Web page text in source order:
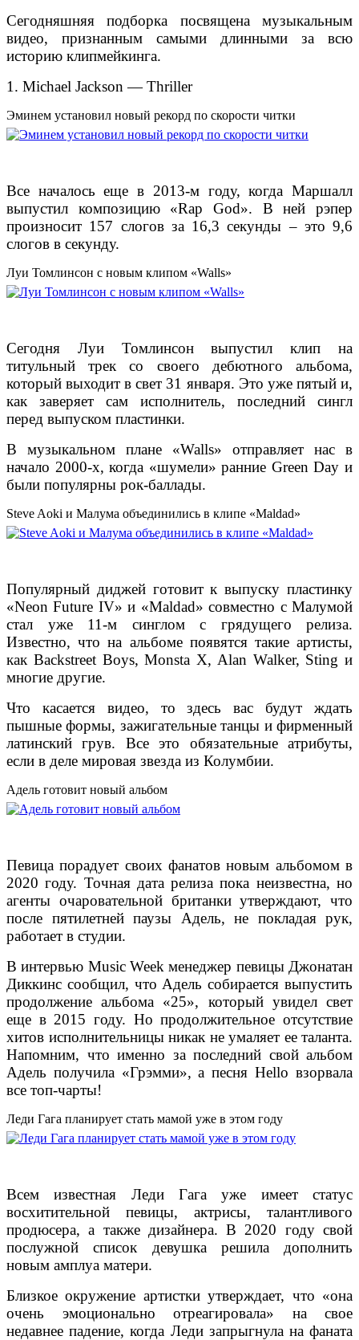
Сегодняшняя подборка посвящена музыкальным
видео, признанным самыми длинными за всю
историю клипмейкинга.
1. Michael Jackson — Thriller
Эминем установил новый рекорд по скорости читки
Все началось еще в 2013-м году, когда Маршалл
выпустил композицию «Rap God». В ней рэпер
произносит 157 слогов за 16,3 секунды – это 9,6
слогов в секунду.
Луи Томлинсон с новым клипом «Walls»
Сегодня Луи Томлинсон выпустил клип на
титульный трек со своего дебютного альбома,
который выходит в свет 31 января. Это уже пятый и,
как заверяет сам исполнитель, последний сингл
перед выпуском пластинки.
В музыкальном плане «Walls» отправляет нас в
начало 2000-х, когда «шумели» ранние Green Day и
были популярны рок-баллады.
Steve Aoki и Малума объединились в клипе «Maldad»
Популярный диджей готовит к выпуску пластинку
«Neon Future IV» и «Maldad» совместно с Малумой
стал уже 11-м синглом с грядущего релиза.
Известно, что на альбоме появятся такие артисты,
как Backstreet Boys, Monsta X, Alan Walker, Sting и
многие другие.
Что касается видео, то здесь вас будут ждать
пышные формы, зажигательные танцы и фирменный
латинский грув. Все это обязательные атрибуты,
если в деле мировая звезда из Колумбии.
Адель готовит новый альбом
Певица порадует своих фанатов новым альбомом в
2020 году. Точная дата релиза пока неизвестна, но
агенты очаровательной британки утверждают, что
после пятилетней паузы Адель, не покладая рук,
работает в студии.
В интервью Music Week менеджер певицы Джонатан
Диккинс сообщил, что Адель собирается выпустить
продолжение альбома «25», который увидел свет
еще в 2015 году. Но продолжительное отсутствие
хитов исполнительницы никак не умаляет ее таланта.
Напомним, что именно за последний свой альбом
Адель получила «Грэмми», а песня Hello взорвала
все топ-чарты!
Леди Гага планирует стать мамой уже в этом году
Всем известная Леди Гага уже имеет статус
восхитительной певицы, актрисы, талантливого
продюсера, а также дизайнера. В 2020 году свой
послужной список девушка решила дополнить
новым амплуа матери.
Близкое окружение артистки утверждает, что «она
очень эмоционально отреагировала» на свое
недавнее падение, когда Леди запрыгнула на фаната